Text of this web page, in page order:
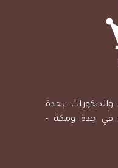
بجدة
في جدة ومكة -